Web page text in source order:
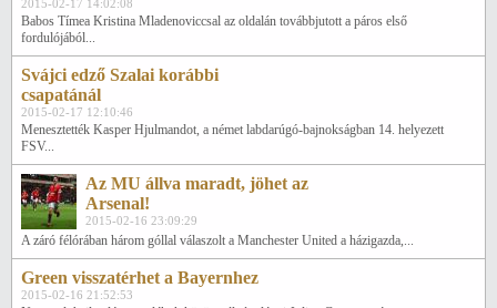
2015-02-17 14:02:08
Babos Tímea Kristina Mladenoviccsal az oldalán továbbjutott a páros első
fordulójából...
Svájci edző Szalai korábbi
csapatánál
2015-02-17 12:10:46
Menesztették Kasper Hjulmandot, a német labdarúgó-bajnokságban 14. helyezett
FSV...
Az MU állva maradt, jöhet az
Arsenal!
2015-02-16 23:09:29
A záró félórában három góllal válaszolt a Manchester United a házigazda,...
Green visszatérhet a Bayernhez
2015-02-16 21:52:53